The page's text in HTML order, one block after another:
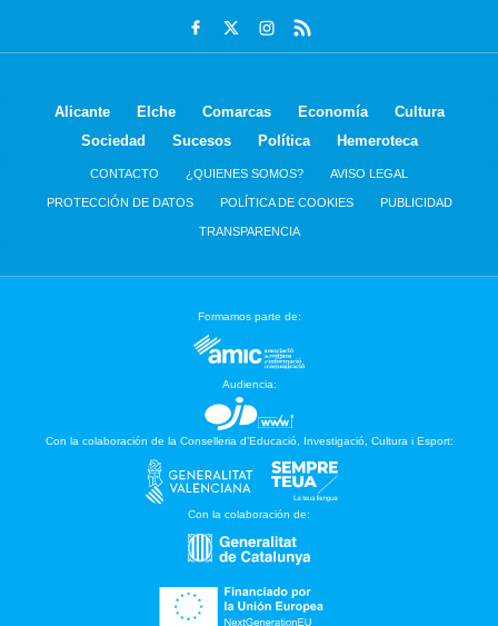
Alicante Elche Comarcas Economía
Cultura
Sociedad
Sucesos Política Hemeroteca
CONTACTO ¿QUIENES SOMOS? AVISO LEGAL
PROTECCIÓN DE DATOS POLÍTICA DE COOKIES PUBLICIDAD
TRANSPARENCIA
Formamos parte de:
Audiencia:
Con la colaboración de la Conselleria d’Educació, Investigació, Cultura i Esport:
Con la colaboración de: